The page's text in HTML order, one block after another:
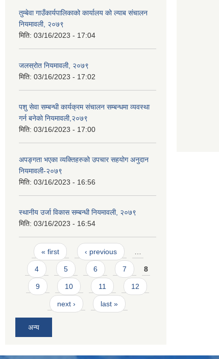
तुम्बेवा गाउँकार्यपालिकाको कार्यालय को ल्याब संचालन
नियमावली, २०७९
मिति: 03/16/2023 - 17:04
जलस्रोत नियमावली, २०७९
मिति: 03/16/2023 - 17:02
पशु सेवा सम्बन्धी कार्यक्रम संचालन सम्बन्धमा व्यवस्था
गर्न बनेकाे नियमावली,२०७९
मिति: 03/16/2023 - 17:00
अपङ्गता भएका व्यक्तिहरुको उपचार सहयोग अनुदान
नियमावली-२०७९
मिति: 03/16/2023 - 16:56
स्थानीय उर्जा विकास सम्बन्धी नियमावली, २०७९
मिति: 03/16/2023 - 16:54
Pages
« first ‹ previous
4 5 6 7 8
9 10 11 12
next › last »
अन्य